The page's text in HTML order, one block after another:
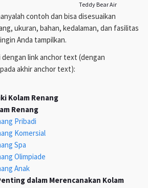
Teddy Bear Air
contoh dan bisa disesuaikan
ukuran, bahan, kedalaman, dan fasilitas
Anda tampilkan.
link anchor text (dengan
akhir anchor text):
Kolam Renang
Renang
Pribadi
Komersial
Spa
Olimpiade
Anak
dalam Merencanakan Kolam